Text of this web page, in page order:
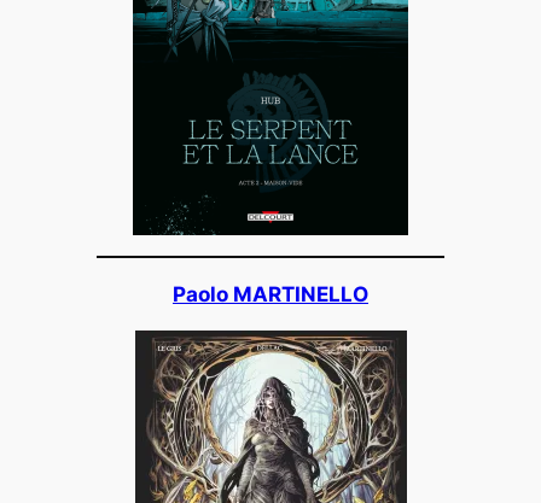
Paolo MARTINELLO